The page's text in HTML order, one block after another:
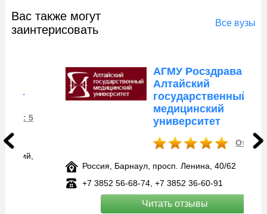
Вас также могут
заинтерисовать
Все вузы
АГМУ Росздрава –
Алтайский
государственный
медицинский
университет
Отзывов: 5
Россия, Барнаул, просп. Ленина, 40/62
+7 3852 56‑68-74, +7 3852 36‑60-91
Читать отзывы